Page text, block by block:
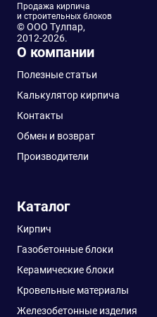
Продажа кирпича
и строительных блоков
© ООО Тулпар,
2012-2026.
О компании
Полезные статьи
Калькулятор кирпича
Контакты
Обмен и возврат
Производители
Каталог
Кирпич
Газобетонные блоки
Керамические блоки
Кровельные материалы
Железобетонные изделия